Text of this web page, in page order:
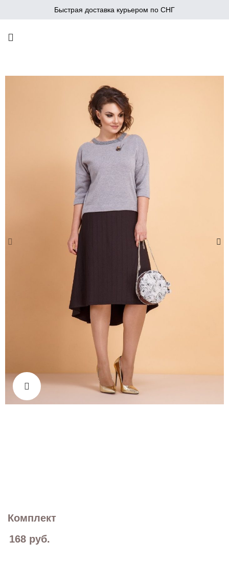
Быстрая доставка курьером по СНГ
Комплект
168 руб.